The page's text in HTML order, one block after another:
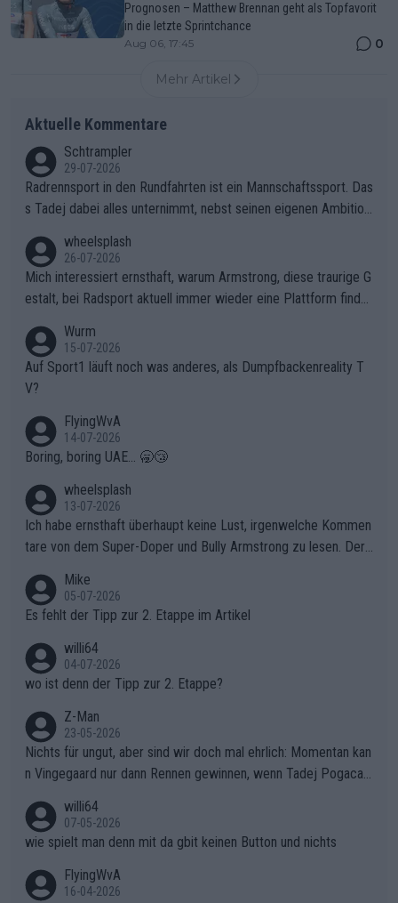
Prognosen – Matthew Brennan geht als Topfavorit
in die letzte Sprintchance
Aug 06, 17:45 0
Mehr Artikel
Aktuelle Kommentare
Schtrampler
29-07-2026
Radrennsport in den Rundfahrten ist ein Mannschaftssport. Das
s Tadej dabei alles unternimmt, nebst seinen eigenen Ambition
ganze Team auch mental stark zu machen und konkret am Erf
olg teilzuhaben, ist ihm ganz hoch anzurechnen. Das ist ein Zei
chen weit über den Radsport hinaus.
wheelsplash
26-07-2026
Mich interessiert ernsthaft, warum Armstrong, diese traurige G
estalt, bei Radsport aktuell immer wieder eine Plattform finde
Wurm
15-07-2026
Auf Sport1 läuft noch was anderes, als Dumpfbackenreality T
V?
FlyingWvA
14-07-2026
Boring, boring UAE... 🥱😴
wheelsplash
13-07-2026
Ich habe ernsthaft überhaupt keine Lust, irgenwelche Kommen
tare von dem Super-Doper und Bully Armstrong zu lesen. Der
r die gehört nicht in dieses Medium!
Mike
05-07-2026
Es fehlt der Tipp zur 2. Etappe im Artikel
willi64
04-07-2026
wo ist denn der Tipp zur 2. Etappe?
Z-Man
23-05-2026
Nichts für ungut, aber sind wir doch mal ehrlich: Momentan kan
n Vingegaard nur dann Rennen gewinnen, wenn Tadej Pogacar
willi64
07-05-2026
wie spielt man denn mit da gbit keinen Button und nichts
FlyingWvA
16-04-2026